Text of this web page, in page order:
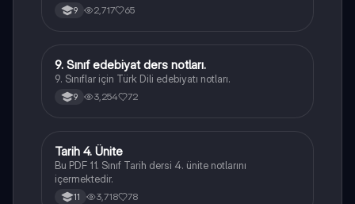
9 2,717 65
Türk Dili ve Edebiyatı
9. Sınıf edebiyat ders notları.
9. Sınıflar için Türk Dili edebiyatı notları.
9 3,254 72
Tarih
Tarih 4. Ünite
Bu PDF 11. Sınıf Tarih dersi 4. ünite notlarını
içermektedir.
11 3,718 78